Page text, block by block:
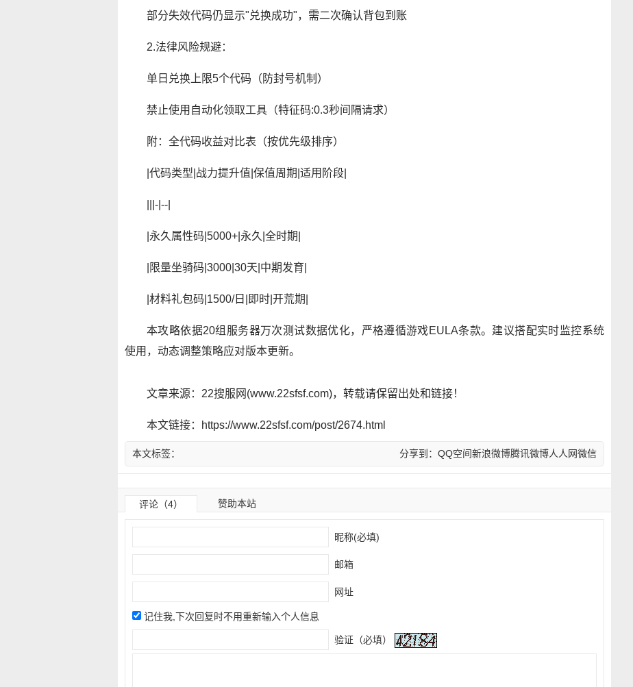
部分失效代码仍显示"兑换成功"，需二次确认背包到账
2.法律风险规避：
单日兑换上限5个代码（防封号机制）
禁止使用自动化领取工具（特征码:0.3秒间隔请求）
附：全代码收益对比表（按优先级排序）
|代码类型|战力提升值|保值周期|适用阶段|
|||-|--|
|永久属性码|5000+|永久|全时期|
|限量坐骑码|3000|30天|中期发育|
|材料礼包码|1500/日|即时|开荒期|
本攻略依据20组服务器万次测试数据优化，严格遵循游戏EULA条款。建议搭配实时监控系统
使用，动态调整策略应对版本更新。
文章来源：22搜服网(www.22sfsf.com)，转载请保留出处和链接！
本文链接：https://www.22sfsf.com/post/2674.html
分享到： QQ空间新浪微博腾讯微博人人网微信
本文标签：
评论（4） 赞助本站
昵称(必填)
邮箱
网址
记住我,下次回复时不用重新输入个人信息
验证（必填）